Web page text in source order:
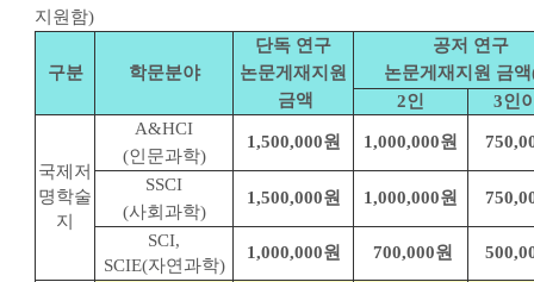
지원함)
구분 학문분야
단독 연구
논문게재지원
금액
공저 연구
논문게재지원 금
2인
3인
국제저
명학술
지
A&HCI
(인문과학)
1,500,000원 1,000,000원
SSCI
(사회과학)
1,500,000원 1,000,000원
SCI,
SCIE(자연과학)
1,000,000원 700,000원